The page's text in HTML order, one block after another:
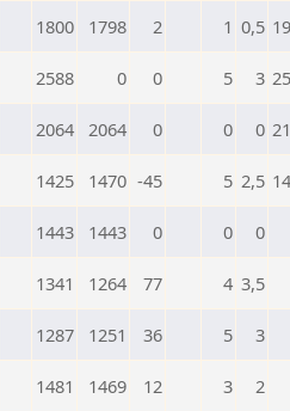
1800 1798 2 1 0,5
2588 0 0 5 3
2064 2064 0 0 0
1425 1470 -45 5 2,5
1443 1443 0 0 0
1341 1264 77 4 3,5
1287 1251 36 5 3
1481 1469 12 3 2